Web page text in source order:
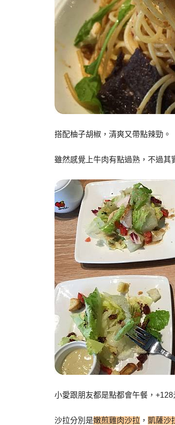
搭配柚子胡椒，清爽又帶點辣勁。
雖然感覺上牛肉有點過熟，不過
小愛跟朋友都是點都會午餐，
沙拉分別是嫩煎雞肉沙拉 ， 凱薩沙